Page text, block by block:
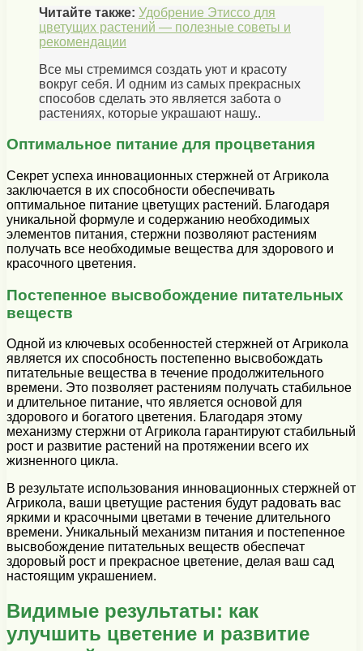
Читайте также: Удобрение Этиссо для
цветущих растений — полезные советы и
рекомендации
Все мы стремимся создать уют и красоту
вокруг себя. И одним из самых прекрасных
способов сделать это является забота о
растениях, которые украшают нашу..
Оптимальное питание для процветания
Секрет успеха инновационных стержней от Агрикола
заключается в их способности обеспечивать
оптимальное питание цветущих растений. Благодаря
уникальной формуле и содержанию необходимых
элементов питания, стержни позволяют растениям
получать все необходимые вещества для здорового и
красочного цветения.
Постепенное высвобождение питательных
веществ
Одной из ключевых особенностей стержней от Агрикола
является их способность постепенно высвобождать
питательные вещества в течение продолжительного
времени. Это позволяет растениям получать стабильное
и длительное питание, что является основой для
здорового и богатого цветения. Благодаря этому
механизму стержни от Агрикола гарантируют стабильный
рост и развитие растений на протяжении всего их
жизненного цикла.
В результате использования инновационных стержней от
Агрикола, ваши цветущие растения будут радовать вас
яркими и красочными цветами в течение длительного
времени. Уникальный механизм питания и постепенное
высвобождение питательных веществ обеспечат
здоровый рост и прекрасное цветение, делая ваш сад
настоящим украшением.
Видимые результаты: как
улучшить цветение и развитие